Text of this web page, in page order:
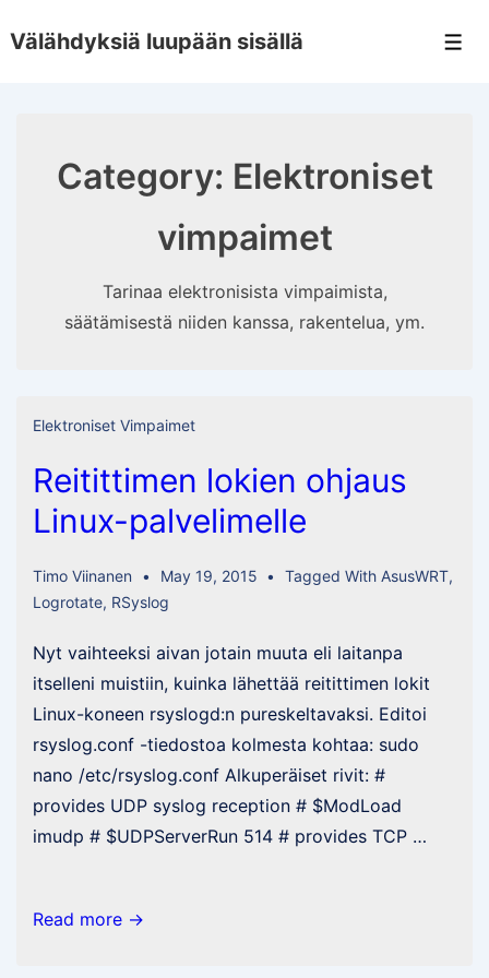
Skip
Välähdyksiä luupään sisällä
Category: Elektroniset
vimpaimet
Tarinaa elektronisista vimpaimista,
säätämisestä niiden kanssa, rakentelua, ym.
Elektroniset Vimpaimet
Reitittimen lokien ohjaus
Linux-palvelimelle
Timo Viinanen May 19, 2015 Tagged WithAsusWRT,
Logrotate, RSyslog
Nyt vaihteeksi aivan jotain muuta eli laitanpa
itselleni muistiin, kuinka lähettää reitittimen lokit
Linux-koneen rsyslogd:n pureskeltavaksi. Editoi
rsyslog.conf -tiedostoa kolmesta kohtaa: sudo
nano /etc/rsyslog.conf Alkuperäiset rivit: #
provides UDP syslog reception # $ModLoad
imudp # $UDPServerRun 514 # provides TCP …
Reitittimen
Read more →